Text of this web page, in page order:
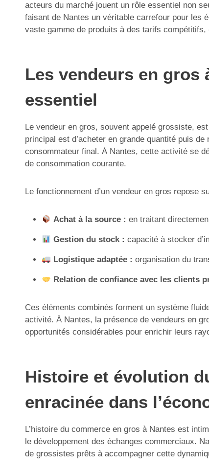
acteurs du marché jouent un rôle essentiel non
faisant de Nantes un véritable carrefour pour les
vaste gamme de produits à des tarifs
Les vendeurs en
essentiel
Le vendeur en gros, souvent appelé grossiste,
principal est d’acheter en grande quantité puis
consommateur final. À Nantes, cette activité se
de consommation courante.
Le fonctionnement d’un vendeur en gros repose
Achat à la source : en traitant
Gestion du stock : capacité à stocker
Logistique adaptée : organisation du
Relation de confiance avec les clients
Ces éléments combinés forment un système
activité. À Nantes, la présence de vendeurs en
opportunités considérables pour enrichir leurs
Histoire et évolution
enracinée dans
L’histoire du commerce en gros à Nantes est
le développement des échanges commerciaux.
de grossistes prêts à accompagner cette